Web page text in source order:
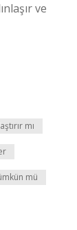
ve
mı
mü